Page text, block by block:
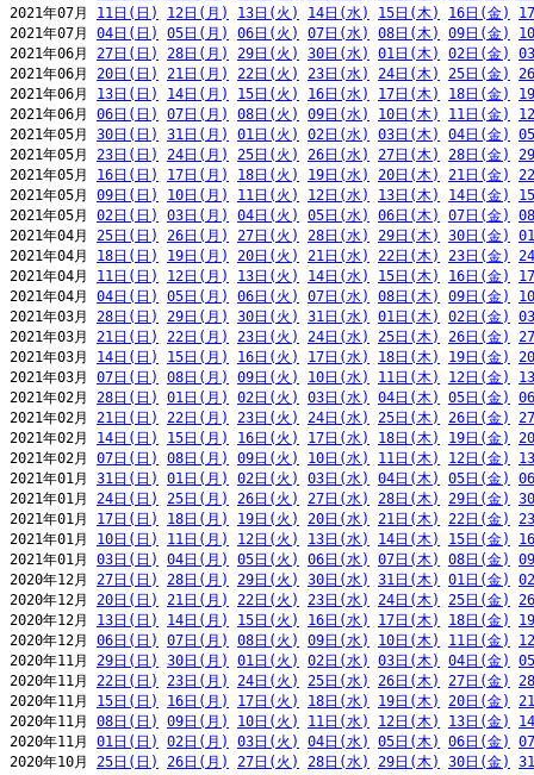
2021年07月 11日(日) 12日(月) 13日(火) 14日(水) 15日(木) 16日(金)
2021年07月 04日(日) 05日(月) 06日(火) 07日(水) 08日(木) 09日(金)
2021年06月 27日(日) 28日(月) 29日(火) 30日(水) 01日(木) 02日(金)
2021年06月 20日(日) 21日(月) 22日(火) 23日(水) 24日(木) 25日(金)
2021年06月 13日(日) 14日(月) 15日(火) 16日(水) 17日(木) 18日(金)
2021年06月 06日(日) 07日(月) 08日(火) 09日(水) 10日(木) 11日(金)
2021年05月 30日(日) 31日(月) 01日(火) 02日(水) 03日(木) 04日(金)
2021年05月 23日(日) 24日(月) 25日(火) 26日(水) 27日(木) 28日(金)
2021年05月 16日(日) 17日(月) 18日(火) 19日(水) 20日(木) 21日(金)
2021年05月 09日(日) 10日(月) 11日(火) 12日(水) 13日(木) 14日(金)
2021年05月 02日(日) 03日(月) 04日(火) 05日(水) 06日(木) 07日(金)
2021年04月 25日(日) 26日(月) 27日(火) 28日(水) 29日(木) 30日(金)
2021年04月 18日(日) 19日(月) 20日(火) 21日(水) 22日(木) 23日(金)
2021年04月 11日(日) 12日(月) 13日(火) 14日(水) 15日(木) 16日(金)
2021年04月 04日(日) 05日(月) 06日(火) 07日(水) 08日(木) 09日(金)
2021年03月 28日(日) 29日(月) 30日(火) 31日(水) 01日(木) 02日(金)
2021年03月 21日(日) 22日(月) 23日(火) 24日(水) 25日(木) 26日(金)
2021年03月 14日(日) 15日(月) 16日(火) 17日(水) 18日(木) 19日(金)
2021年03月 07日(日) 08日(月) 09日(火) 10日(水) 11日(木) 12日(金)
2021年02月 28日(日) 01日(月) 02日(火) 03日(水) 04日(木) 05日(金)
2021年02月 21日(日) 22日(月) 23日(火) 24日(水) 25日(木) 26日(金)
2021年02月 14日(日) 15日(月) 16日(火) 17日(水) 18日(木) 19日(金)
2021年02月 07日(日) 08日(月) 09日(火) 10日(水) 11日(木) 12日(金)
2021年01月 31日(日) 01日(月) 02日(火) 03日(水) 04日(木) 05日(金)
2021年01月 24日(日) 25日(月) 26日(火) 27日(水) 28日(木) 29日(金)
2021年01月 17日(日) 18日(月) 19日(火) 20日(水) 21日(木) 22日(金)
2021年01月 10日(日) 11日(月) 12日(火) 13日(水) 14日(木) 15日(金)
2021年01月 03日(日) 04日(月) 05日(火) 06日(水) 07日(木) 08日(金)
2020年12月 27日(日) 28日(月) 29日(火) 30日(水) 31日(木) 01日(金)
2020年12月 20日(日) 21日(月) 22日(火) 23日(水) 24日(木) 25日(金)
2020年12月 13日(日) 14日(月) 15日(火) 16日(水) 17日(木) 18日(金)
2020年12月 06日(日) 07日(月) 08日(火) 09日(水) 10日(木) 11日(金)
2020年11月 29日(日) 30日(月) 01日(火) 02日(水) 03日(木) 04日(金)
2020年11月 22日(日) 23日(月) 24日(火) 25日(水) 26日(木) 27日(金)
2020年11月 15日(日) 16日(月) 17日(火) 18日(水) 19日(木) 20日(金)
2020年11月 08日(日) 09日(月) 10日(火) 11日(水) 12日(木) 13日(金)
2020年11月 01日(日) 02日(月) 03日(火) 04日(水) 05日(木) 06日(金)
2020年10月 25日(日) 26日(月) 27日(火) 28日(水) 29日(木) 30日(金)